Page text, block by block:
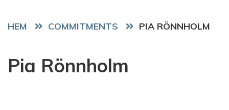
HEM COMMITMENTS PIA RÖNNHOLM
Pia Rönnholm